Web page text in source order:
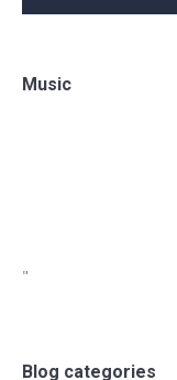
Music
"
Blog categories